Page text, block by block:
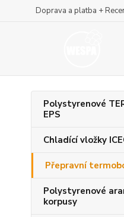
Doprava a platba +
Polystyrenové
EPS
Chladící vložky
Přepravní
Polystyrenové
korpusy